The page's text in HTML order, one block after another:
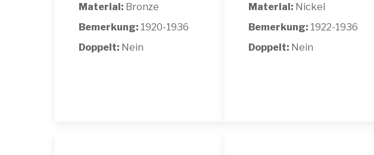
Material: Bronze
Bemerkung: 1920-1936
Doppelt: Nein
Material: Nickel
Bemerkung: 1922-1936
Doppelt: Nein